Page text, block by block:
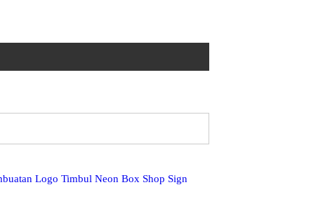
Logo Timbul Neon Box Shop Sign